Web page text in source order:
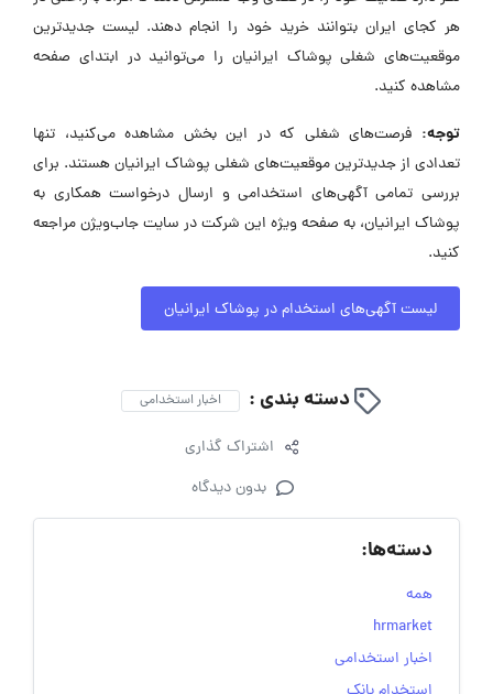
هر کجای ایران بتوانند خرید خود را انجام دهند. لیست جدیدترین
موقعیت‌های شغلی پوشاک ایرانیان را می‌توانید در ابتدای صفحه
مشاهده کنید.
توجه: فرصت‌های شغلی که در این بخش مشاهده می‌کنید، تنها
تعدادی از جدیدترین موقعیت‌های شغلی پوشاک ایرانیان هستند. برای
بررسی تمامی آگهی‌های استخدامی و ارسال درخواست همکاری به
پوشاک ایرانیان، به صفحه ویژه این شرکت در سایت جاب‌ویژن مراجعه
کنید.
لیست آگهی‌های استخدام در پوشاک ایرانیان
دسته بندی : اخبار استخدامی
اشتراک گذاری
بدون دیدگاه
دسته‌ها:
همه
hrmarket
اخبار استخدامی